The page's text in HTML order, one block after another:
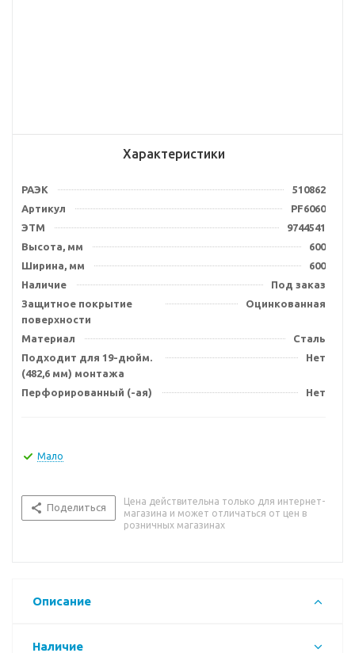
Характеристики
РАЭК
510862
Артикул
PF6060
ЭТМ
9744541
Высота, мм
600
Ширина, мм
600
Наличие
Под заказ
Защитное покрытие
поверхности
Оцинкованная
Материал
Сталь
Подходит для 19-дюйм.
(482,6 мм) монтажа
Нет
Перфорированный (-ая) Нет
Мало
Поделиться
Цена действительна только для интернет-
магазина и может отличаться от цен в
розничных магазинах
Описание
Наличие